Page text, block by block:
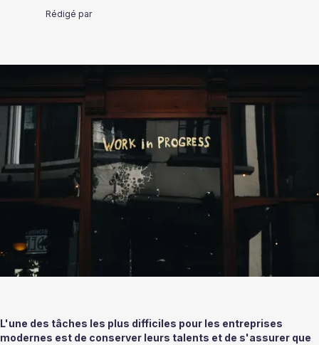
Rédigé par
L'une des tâches les plus difficiles pour les entreprises
modernes est de conserver leurs talents et de s'assurer que